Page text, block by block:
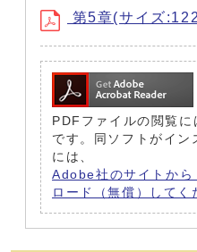
第5章(サイズ
PDFファイルの閲覧
です。同ソフトがイン
には、
Adobe社のサイトか
ロード（無償）してく